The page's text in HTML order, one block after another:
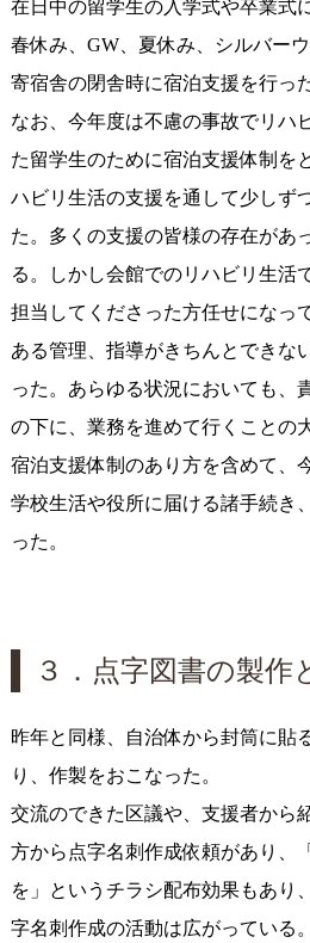
在日中の留学生の入学式や卒業式
春休み、GW、夏休み、シルバー
寄宿舎の閉舎時に宿泊支援を行った
なお、今年度は不慮の事故でリハ
た留学生のために宿泊支援体制を
ハビリ生活の支援を通して少しず
た。多くの支援の皆様の存在があ
る。しかし会館でのリハビリ生活
担当してくださった方任せになっ
ある管理、指導がきちんとできな
った。あらゆる状況においても、
の下に、業務を進めて行くことの
宿泊支援体制のあり方を含めて、
学校生活や役所に届ける諸手続き
った。
３．点字図書の製作
昨年と同様、自治体から封筒に貼
り、作製をおこなった。
交流のできた区議や、支援者から
方から点字名刺作成依頼があり、
を」というチラシ配布効果もあり
字名刺作成の活動は広がっている。